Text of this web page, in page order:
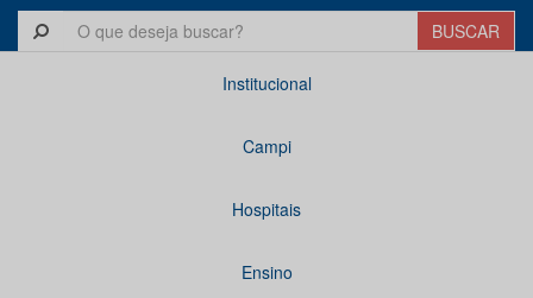
Institucional
Campi
Hospitais
Ensino